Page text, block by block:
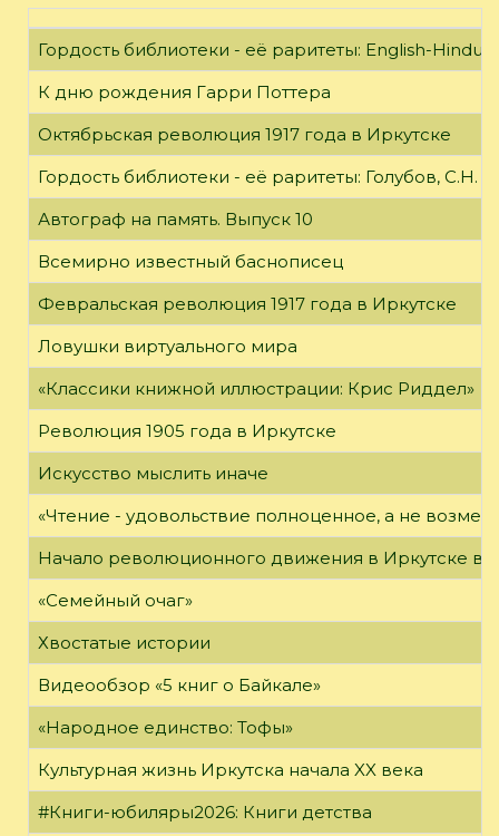
Гордость библиотеки - её раритеты: English-
К дню рождения Гарри Поттера
Октябрьская революция 1917 года в Иркутске
Гордость библиотеки - её раритеты: Голубов, С.Н.
Автограф на память. Выпуск 10
Всемирно известный баснописец
Февральская революция 1917 года в Иркутске
Ловушки виртуального мира
«Классики книжной иллюстрации: Крис Риддел»
Революция 1905 года в Иркутске
Искусство мыслить иначе
«Чтение - удовольствие полноценное, а не
Начало революционного движения в Иркутске в
«Семейный очаг»
Хвостатые истории
Видеообзор «5 книг о Байкале»
«Народное единство: Тофы»
Культурная жизнь Иркутска начала XX века
#Книги-юбиляры2026: Книги детства